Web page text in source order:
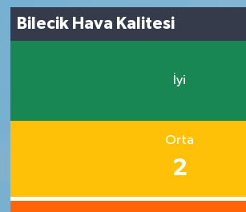
Bilecik Hava Kalitesi
İyi
Orta
2